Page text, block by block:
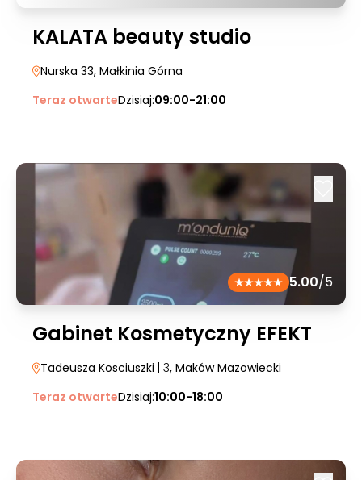
KALATA beauty studio
Nurska 33, Małkinia Górna
Teraz otwarteDzisiaj:09:00-21:00
5.00/5
Gabinet Kosmetyczny EFEKT
Tadeusza Kosciuszki | 3, Maków Mazowiecki
Teraz otwarteDzisiaj:10:00-18:00